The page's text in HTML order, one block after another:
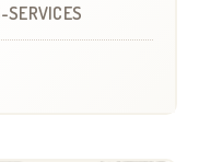
SERVICES